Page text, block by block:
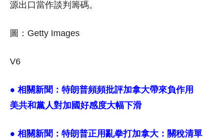
源出口當作談判籌碼。
圖：Getty Images
V6
● 相關新聞： 特朗普頻頻批評加拿大帶來負作用
美共和黨人對加國好感度大幅下滑
● 相關新聞： 特朗普正用亂拳打加拿大：關稅清單